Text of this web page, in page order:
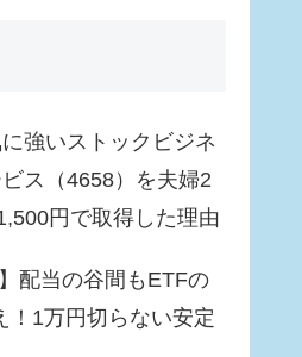
に強いストックビジネ
ス（4658）を夫婦2
円で取得した理由
配当の谷間もETFの
！1万円切らない安定